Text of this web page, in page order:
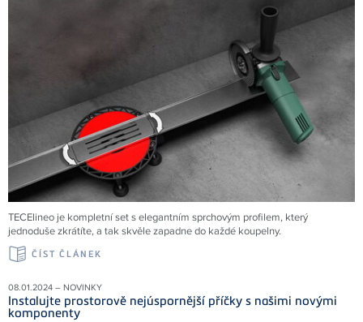
TECElineo je kompletní set s elegantním sprchovým profilem, který
jednoduše zkrátíte, a tak skvěle zapadne do každé koupelny.
ČÍST ČLÁNEK
08.01.2024 – NOVINKY
Instalujte prostorově nejúspornější příčky s našimi novými
komponenty